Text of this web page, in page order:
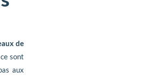
de
sont
aux